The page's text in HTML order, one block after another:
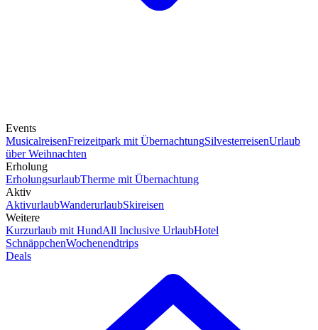
Events
MusicalreisenFreizeitpark mit ÜbernachtungSilvesterreisenUrlaub
über Weihnachten
Erholung
ErholungsurlaubTherme mit Übernachtung
Aktiv
AktivurlaubWanderurlaubSkireisen
Weitere
Kurzurlaub mit HundAll Inclusive UrlaubHotel
SchnäppchenWochenendtrips
Deals